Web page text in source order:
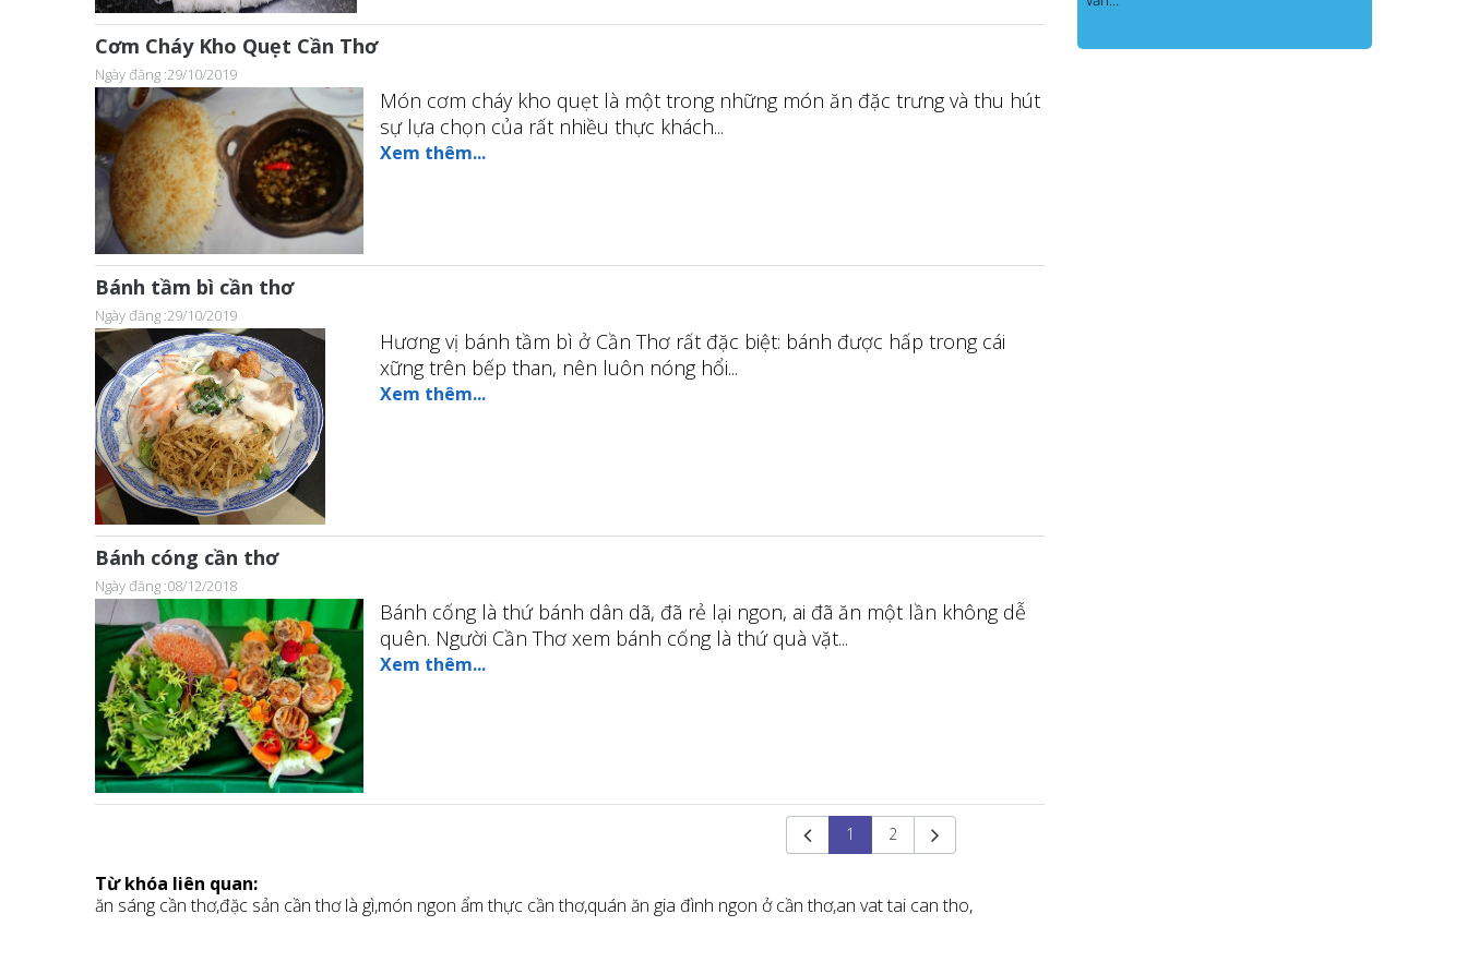
Cơm Cháy Kho Quẹt Cần Thơ
Ngày đăng :29/10/2019
Món cơm cháy kho quẹt là một trong những món ăn đặc trưng và thu hút
sự lựa chọn của rất nhiều thực khách...
Xem thêm...
Bánh tầm bì cần thơ
Ngày đăng :29/10/2019
Hương vị bánh tầm bì ở Cần Thơ rất đặc biệt: bánh được hấp trong cái
xững trên bếp than, nên luôn nóng hổi...
Xem thêm...
Bánh cóng cần thơ
Ngày đăng :08/12/2018
Bánh cống là thứ bánh dân dã, đã rẻ lại ngon, ai đã ăn một lần không dễ
quên. Người Cần Thơ xem bánh cống là thứ quà vặt...
Xem thêm...
1 2
Từ khóa liên quan:
ăn sáng cần thơ,đặc sản cần thơ là gì,món ngon ẩm thực cần thơ,quán ăn gia đình ngon ở cần thơ,an vat tai can tho,